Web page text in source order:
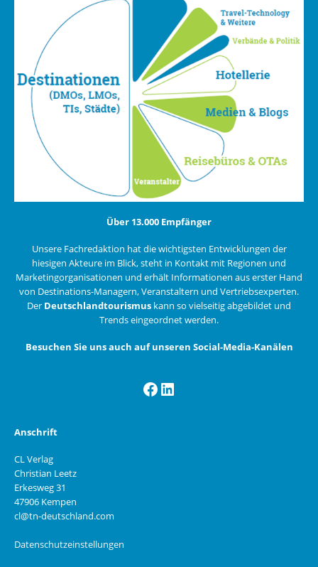
Über 13.000 Empfänger
Unsere Fachredaktion hat die wichtigsten Entwicklungen der
hiesigen Akteure im Blick, steht in Kontakt mit Regionen und
Marketingorganisationen und erhält Informationen aus erster Hand
von Destinations-Managern, Veranstaltern und Vertriebsexperten.
Der Deutschlandtourismus kann so vielseitig abgebildet und
Trends eingeordnet werden.
Besuchen Sie uns auch auf unseren Social-Media-Kanälen
Facebook
LinkedIn
Anschrift
CL Verlag
Christian Leetz
Erkesweg 31
47906 Kempen
cl@tn-deutschland.com
Datenschutzeinstellungen